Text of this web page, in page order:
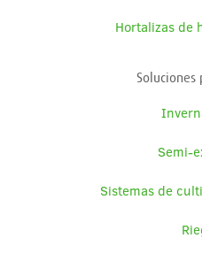
Hortalizas de
Semi-
Sistemas de